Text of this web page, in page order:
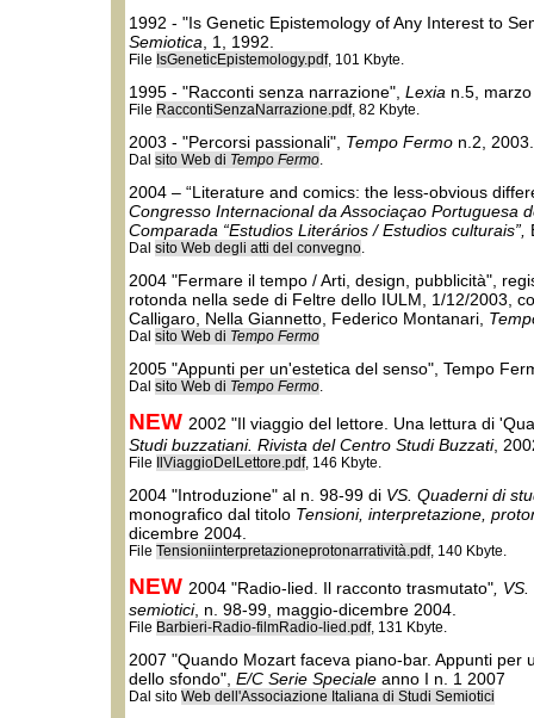
1992 - "Is Genetic Epistemology of Any Interest to
Semiotica , 1, 1992.
File IsGeneticEpistemology.pdf, 101 Kbyte.
1995 - "Racconti senza narrazione", Lexia n.5,
File RaccontiSenzaNarrazione.pdf, 82 Kbyte.
2003 - "Percorsi passionali", Tempo Fermo n.2, 2003.
Dal sito Web di Tempo Fermo.
2004 – “Literature and comics: the less-obvious
Congresso Internacional da Associaçao Portuguesa
Comparada “Estudios Literários / Estudios culturais”,
Dal sito Web degli atti del convegno.
2004 "Fermare il tempo / Arti, design, pubblicità",
rotonda nella sede di Feltre dello IULM, 1/12/2003,
Calligaro, Nella Giannetto, Federico Montanari,
Dal sito Web di Tempo Fermo
2005 "Appunti per un'estetica del senso", Tempo
Dal sito Web di Tempo Fermo.
NEW 2002 "Il viaggio del lettore. Una lettura di
Studi buzzatiani. Rivista del Centro Studi Buzzati,
File IlViaggioDelLettore.pdf, 146 Kbyte.
2004 "Introduzione" al n. 98-99 di VS. Quaderni di
monografico dal titolo Tensioni, interpretazione,
dicembre 2004.
File Tensioniinterpretazioneprotonarratività.pdf, 140 Kbyte.
NEW 2004 "Radio-lied. Il racconto trasmutato" ,
semiotici, n. 98-99, maggio-dicembre 2004.
File Barbieri-Radio-filmRadio-lied.pdf, 131 Kbyte.
2007 "Quando Mozart faceva piano-bar. Appunti per
dello sfondo", E/C Serie Speciale anno I n. 1 2007
Dal sito Web dell'Associazione Italiana di Studi Semiotici